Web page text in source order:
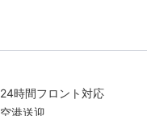
24時間フロント対応
空港送迎